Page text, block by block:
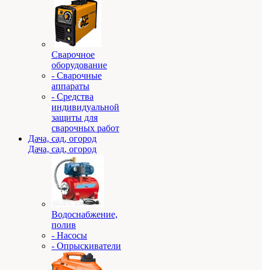
Сварочное
оборудование
- Сварочные
аппараты
- Средства
индивидуальной
защиты для
сварочных работ
Дача, сад, огород
Дача, сад, огород
Водоснабжение,
полив
- Насосы
- Опрыскиватели